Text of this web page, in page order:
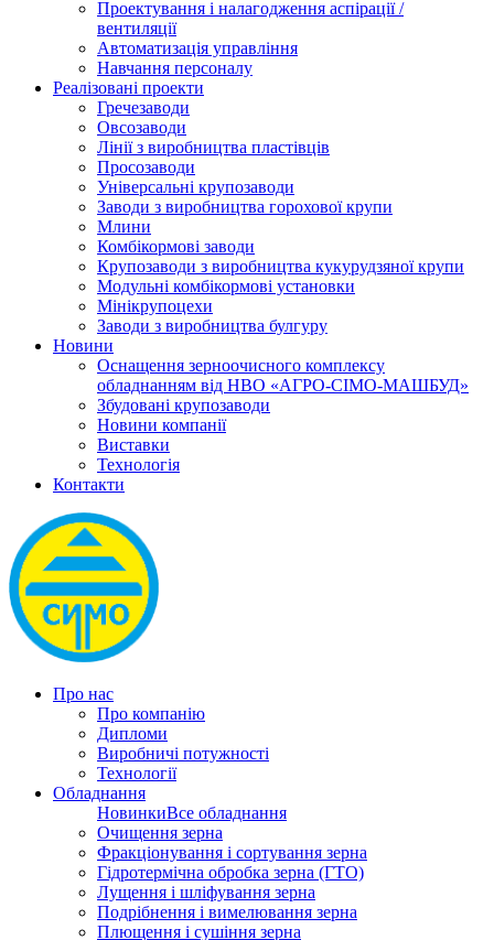
Проектування і налагодження аспірації /
вентиляції
Автоматизація управління
Навчання персоналу
Реалізовані проекти
Гречезаводи
Овсозаводи
Лінії з виробництва пластівців
Просозаводи
Універсальні крупозаводи
Заводи з виробництва горохової крупи
Млини
Комбікормові заводи
Крупозаводи з виробництва кукурудзяної крупи
Модульні комбікормові установки
Мінікрупоцехи
Заводи з виробництва булгуру
Новини
Оснащення зерноочисного комплексу
обладнанням від НВО «АГРО-СІМО-МАШБУД»
Збудовані крупозаводи
Новини компанії
Виставки
Технологія
Контакти
Про нас
Про компанію
Дипломи
Виробничі потужності
Технології
Обладнання
НовинкиВсе обладнання
Очищення зерна
Фракціонування і сортування зерна
Гідротермічна обробка зерна (ГТО)
Лущення і шліфування зерна
Подрібнення і вимелювання зерна
Плющення і сушіння зерна